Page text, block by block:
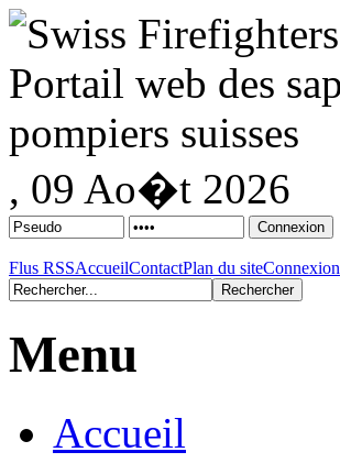
, 09 Ao�t 2026
Flus RSSAccueilContactPlan du siteConnexion
Menu
Accueil